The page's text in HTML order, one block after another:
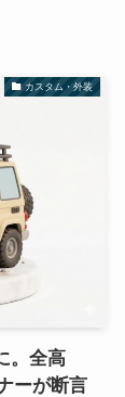
カスタム・外装
。全高
ーが断言